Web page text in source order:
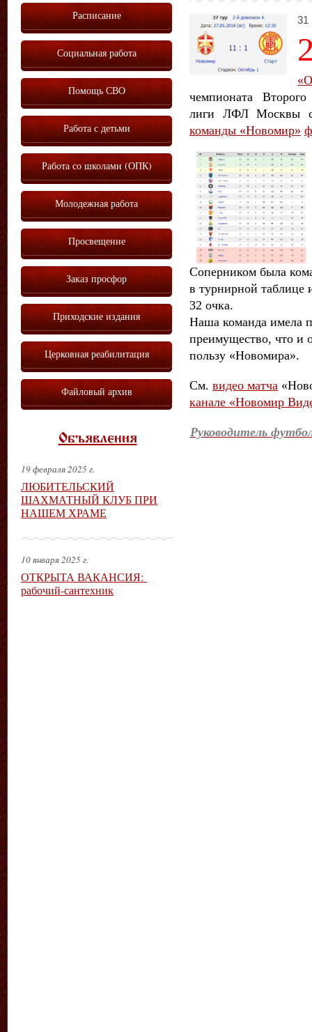
31
чемпионата
лиги ЛФЛ Москвы
команды «Новомир»
Соперником была
в турнирной
32 очка.
Наша команда имела
преимущество, что и
пользу «Новомира».
См. видео матча
канале «Новомир
Руководитель
Расписание
Социальная работа
Помощь СВО
Работа с детьми
Работа со школами (ОПК)
Молодежная работа
Просвещение
Заказ просфор
Приходские издания
Церковная реабилитация
Файловый архив
Объявления
19 февраля 2025 г.
ЛЮБИТЕЛЬСКИЙ
ШАХМАТНЫЙ КЛУБ ПРИ
НАШЕМ ХРАМЕ
10 января 2025 г.
ОТКРЫТА ВАКАНСИЯ:
рабочий-сантехник